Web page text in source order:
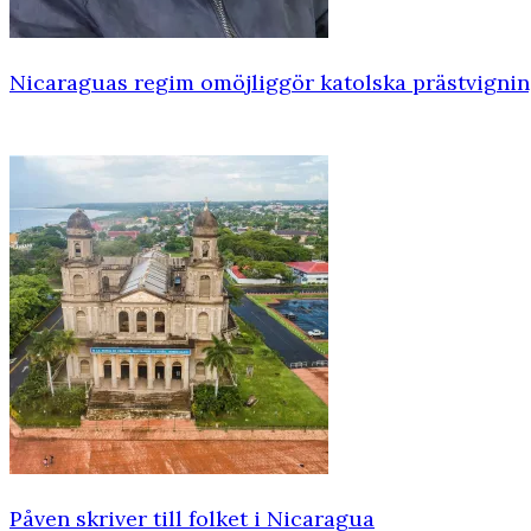
Nicaraguas regim omöjliggör katolska
Påven skriver till folket i Nicaragua